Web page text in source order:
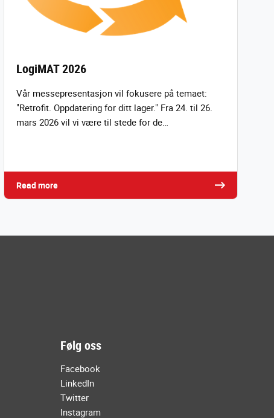
LogiMAT 2026
Vår messepresentasjon vil fokusere på temaet:
"Retrofit. Oppdatering for ditt lager." Fra 24. til 26.
mars 2026 vil vi være til stede for de…
Read more
Følg oss
Facebook
LinkedIn
Twitter
Instagram